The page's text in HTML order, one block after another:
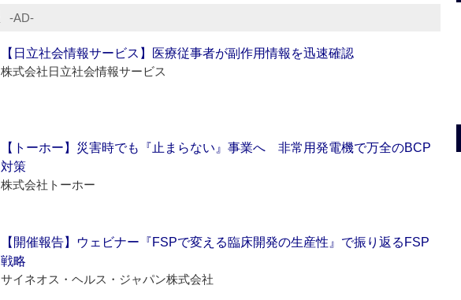
‐AD‐
【日立社会情報サービス】医療従事者が副作用情報を迅速確認
株式会社日立社会情報サービス
【トーホー】災害時でも『止まらない』事業へ 非常用発電機で万全のBCP
対策
株式会社トーホー
【開催報告】ウェビナー『FSPで変える臨床開発の生産性』で振り返るFSP
戦略
サイネオス・ヘルス・ジャパン株式会社